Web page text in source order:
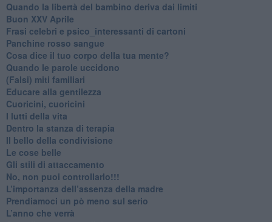
​Quando la libertà del bambino deriva dai limiti
Buon XXV Aprile
​Frasi celebri e psico_interessanti di cartoni
​Panchine rosso sangue
​Cosa dice il tuo corpo della tua mente?
​Quando le parole uccidono
​(Falsi) miti familiari
​Educare alla gentilezza
​Cuoricini, cuoricini
I lutti della vita
​Dentro la stanza di terapia
​Il bello della condivisione
Le cose belle
​Gli stili di attaccamento
No, non puoi controllarlo!!!
​L’importanza dell’assenza della madre
​Prendiamoci un pò meno sul serio
​L’anno che verrà